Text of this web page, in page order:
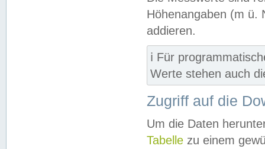
Höhenangaben (m ü.
addieren.
ℹ️ Für
Werte stehen auch
Zugriff auf die
Um die Daten
Tabelle zu einem